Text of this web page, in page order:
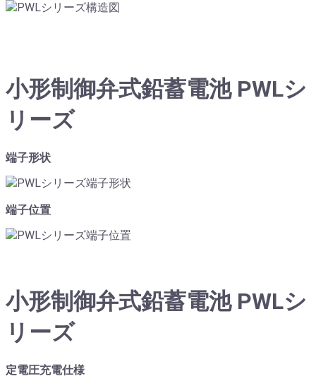
小形制御弁式鉛蓄電池 PWLシ
リーズ
端子形状
端子位置
小形制御弁式鉛蓄電池 PWLシ
リーズ
定電圧充電仕様